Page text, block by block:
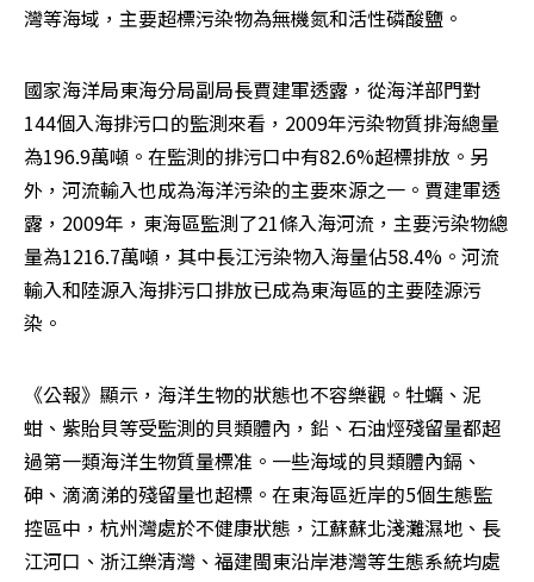
灣等海域，主要超標污染物為無機氮和活性磷酸鹽。
國家海洋局東海分局副局長賈建軍透露，從海洋部門對
144個入海排污口的監測來看，2009年污染物質排海總量
為196.9萬噸。在監測的排污口中有82.6%超標排放。另
外，河流輸入也成為海洋污染的主要來源之一。賈建軍透
露，2009年，東海區監測了21條入海河流，主要污染物總
量為1216.7萬噸，其中長江污染物入海量佔58.4%。河流
輸入和陸源入海排污口排放已成為東海區的主要陸源污
染。
《公報》顯示，海洋生物的狀態也不容樂觀。牡蠣、泥
蚶、紫貽貝等受監測的貝類體內，鉛、石油烴殘留量都超
過第一類海洋生物質量標准。一些海域的貝類體內鎘、
砷、滴滴涕的殘留量也超標。在東海區近岸的5個生態監
控區中，杭州灣處於不健康狀態，江蘇蘇北淺灘濕地、長
江河口、浙江樂清灣、福建閩東沿岸港灣等生態系統均處